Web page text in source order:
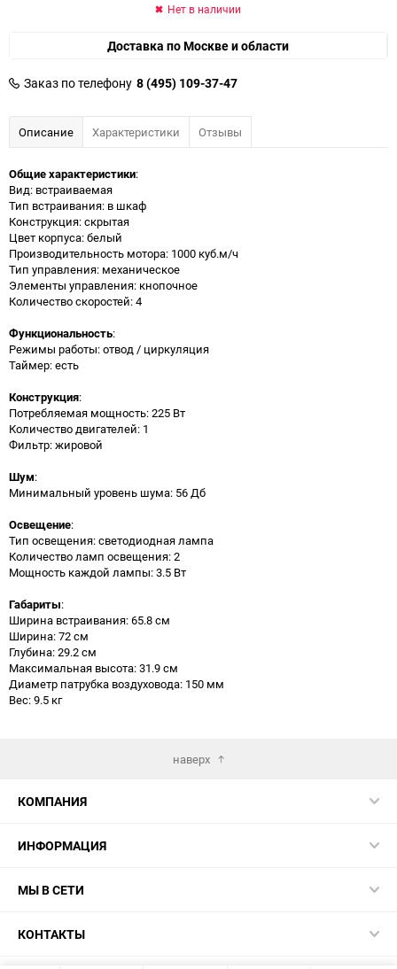
Нет в наличии
Доставка по Москве и области
Заказ по телефону 8 (495) 109-37-47
Описание Характеристики Отзывы
Общие характеристики:
Вид: встраиваемая
Тип встраивания: в шкаф
Конструкция: скрытая
Цвет корпуса: белый
Производительность мотора: 1000 куб.м/ч
Тип управления: механическое
Элементы управления: кнопочное
Количество скоростей: 4
Функциональность:
Режимы работы: отвод / циркуляция
Таймер: есть
Конструкция:
Потребляемая мощность: 225 Вт
Количество двигателей: 1
Фильтр: жировой
Шум:
Минимальный уровень шума: 56 Дб
Освещение:
Тип освещения: светодиодная лампа
Количество ламп освещения: 2
Мощность каждой лампы: 3.5 Вт
Габариты:
Ширина встраивания: 65.8 см
Ширина: 72 см
Глубина: 29.2 см
Максимальная высота: 31.9 см
Диаметр патрубка воздуховода: 150 мм
Вес: 9.5 кг
наверх
КОМПАНИЯ
ИНФОРМАЦИЯ
МЫ В СЕТИ
КОНТАКТЫ